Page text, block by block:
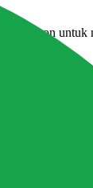
boron untuk